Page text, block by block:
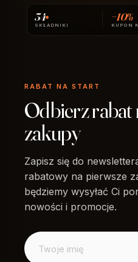
34
SKŁADNIKI
−10%
KUPON
RABAT NA START
Odbierz rabat
zakupy
Zapisz się do
rabatowy na pierwsze
będziemy wysyłać Ci
nowości i promocje.
ImięEmail Email Email
Imię